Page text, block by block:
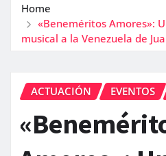
Home
«Beneméritos Amores»:
musical a la Venezuela de
ACTUACIÓN EVENTOS